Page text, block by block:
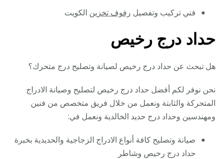
فني تركيب وتفصيل رفوف تخزين الكويت
حداد درج رخيص
هل تبحث عن حداد درج رخيص لصيانة وتصليح درج متحرك؟
نحن نوفر لكم أفضل حداد درج رخيص لتصليح وصيانة الادراج
المتحركة والثابتة ونعمل من خلال فريق متخصص من فنين
ومهندسين وحداد درج حديد الخالدية ونعمل في:
صيانة وتصليح كافة أنواع الادراج الزجاجية والحديدية بخبرة
حداد درج رخيص وشاطر